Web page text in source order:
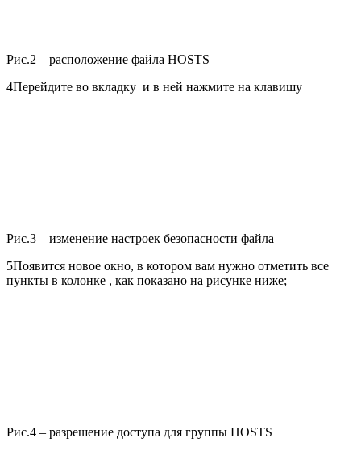
Рис.2 – расположение файла HOSTS
4Перейдите во вкладку и в ней нажмите на клавишу
Рис.3 – изменение настроек безопасности файла
5Появится новое окно, в котором вам нужно отметить все
пункты в колонке , как показано на рисунке ниже;
Рис.4 – разрешение доступа для группы HOSTS